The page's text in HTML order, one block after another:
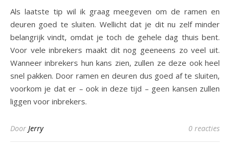
Als laatste tip wil ik graag meegeven om de ramen en
deuren goed te sluiten. Wellicht dat je dit nu zelf minder
belangrijk vindt, omdat je toch de gehele dag thuis bent.
Voor vele inbrekers maakt dit nog geeneens zo veel uit.
Wanneer inbrekers hun kans zien, zullen ze deze ook heel
snel pakken. Door ramen en deuren dus goed af te sluiten,
voorkom je dat er – ook in deze tijd – geen kansen zullen
liggen voor inbrekers.
Door Jerry 0 reacties